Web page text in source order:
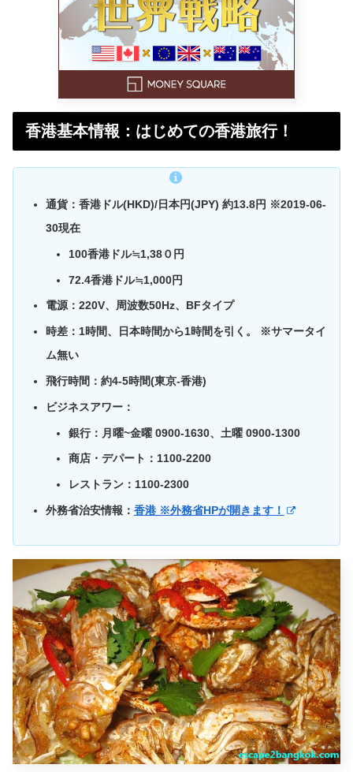
香港基本情報：はじめての香港旅行！
通貨： 香港ドル(HKD)/日本円(JPY) 約13.8円 ※2019-06-
30現在
100香港ドル≒1,38０円
72.4香港ドル≒1,000円
電源： 220V、周波数50Hz、BFタイプ
時差： 1時間、日本時間から1時間を引く。 ※サマータイ
ム無い
飛行時間： 約4-5時間(東京-香港)
ビジネスアワー：
銀行：月曜~金曜 0900-1630、土曜 0900-1300
商店・デパート：1100-2200
レストラン：1100-2300
外務省治安情報： 香港 ※外務省HPが開きます！